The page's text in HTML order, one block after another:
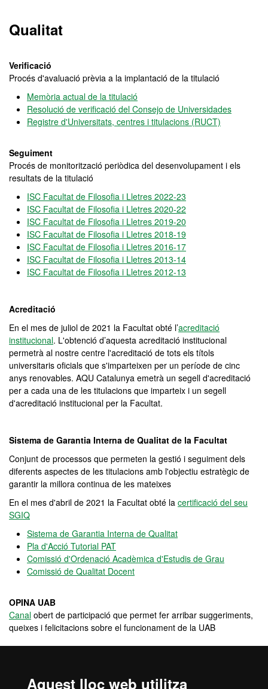
Aquest lloc web utilitza
Qualitat
Verificació
Procés d'avaluació prèvia a la implantació de la titulació
Memòria actual de la titulació
Resolució de verificació del Consejo de Universidades
Registre d'Universitats, centres i titulacions (RUCT)
Seguiment
Procés de monitorització periòdica del desenvolupament i els
resultats de la titulació
ISC Facultat de Filosofia i Lletres 2022-23
ISC Facultat de Filosofia i Lletres 2020-22
ISC Facultat de Filosofia i Lletres 2019-20
ISC Facultat de Filosofia i Lletres 2018-19
ISC Facultat de Filosofia i Lletres 2016-17
ISC Facultat de Filosofia i Lletres 2013-14
ISC Facultat de Filosofia i Lletres 2012-13
Acreditació
En el mes de juliol de 2021 la Facultat obté l’acreditació
institucional. L'obtenció d’aquesta acreditació institucional
permetrà al nostre centre l'acreditació de tots els títols
universitaris oficials que s'imparteixen per un període de cinc
anys renovables. AQU Catalunya emetrà un segell d'acreditació
per a cada una de les titulacions que imparteix i un segell
d'acreditació institucional per la Facultat.
Sistema de Garantia Interna de Qualitat de la Facultat
Conjunt de processos que permeten la gestió i seguiment dels
diferents aspectes de les titulacions amb l'objectiu estratègic de
garantir la millora continua de les mateixes
En el mes d'abril de 2021 la Facultat obté la certificació del seu
SGIQ
Sistema de Garantia Interna de Qualitat
Pla d'Acció Tutorial PAT
Comissió d'Ordenació Acadèmica d'Estudis de Grau
Comissió de Qualitat Docent
OPINA UAB
Canal obert de participació que permet fer arribar suggeriments,
queixes i felicitacions sobre el funcionament de la UAB
Programes de mobilitat i intercanvi